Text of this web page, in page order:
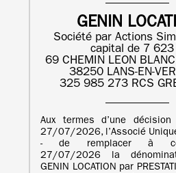
GENIN
Société par Actions
capital de 7
69 CHEMIN LEON BLANC
38250 LANS-EN-
325 985 273 RCS
Aux termes d’une
27/07/2026, l’Associé
- de remplacer à
27/07/2026 la
GENIN LOCATION par